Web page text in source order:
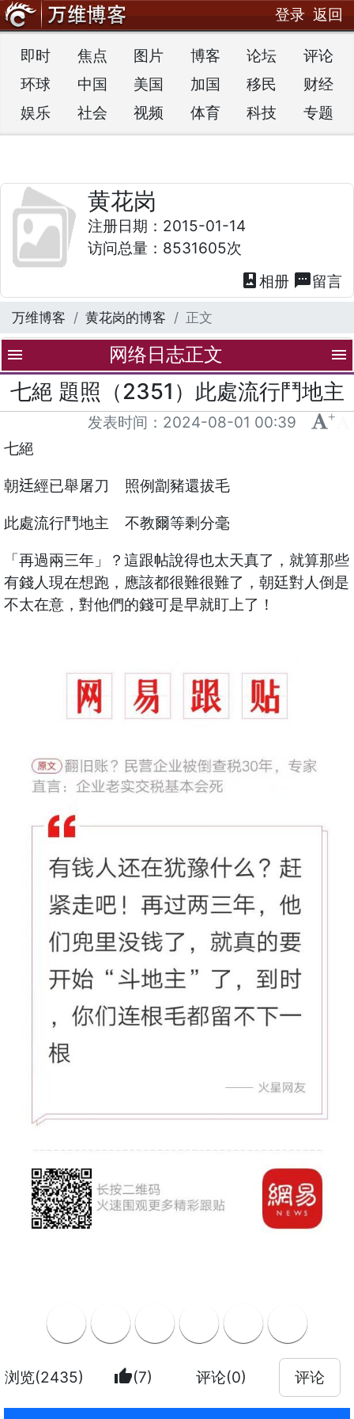
登录 返回
即时 焦点 图片 博客 论坛
评论
环球
中国 美国 加国 移民
财经
娱乐
社会 视频 体育 科技 专题
黄花岗
注册日期：2015-01-14
访问总量：8531605次
photo_album 相册 textsms留言
万维博客 黄花岗的博客 正文
menu 网络日志正文 menu
七絕 題照（2351）此處流行鬥地主
发表时间： 2024-08-01 00:39 +
七絕
朝𨑳經已舉屠刀 照例劏豬還拔毛
此處流行鬥地主 不教爾等剩分毫
「再過兩三年」？這跟帖說得也太天真了，就算那些
有錢人現在想跑，應該都很難很難了，朝廷對人倒是
不太在意，對他們的錢可是早就盯上了！
浏览(2435) thumb_up(7) 评论(0) 评论